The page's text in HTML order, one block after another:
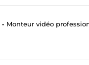
• Monteur vidéo